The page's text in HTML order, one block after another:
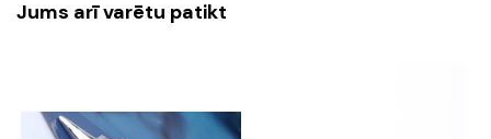
Jums arī varētu patikt